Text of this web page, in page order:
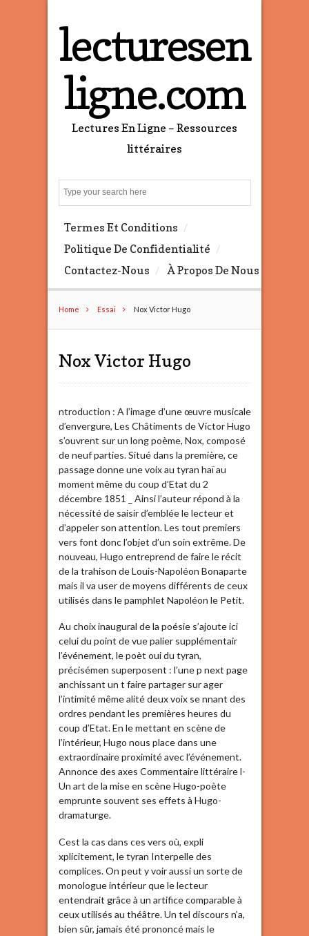
lecturesen
ligne.com
Lectures En Ligne – Ressources
littéraires
e
Termes Et Conditions
Politique De Confidentialité
Contactez-Nous
À Propos De Nous
Home Essai Nox Victor Hugo
Nox Victor Hugo
ntroduction : A l’image d’une œuvre musicale
d’envergure, Les Châtiments de Victor Hugo
s’ouvrent sur un long poème, Nox, composé
de neuf parties. Situé dans la première, ce
passage donne une voix au tyran haï au
moment même du coup d’Etat du 2
décembre 1851 _ Ainsi l’auteur répond à la
nécessité de saisir d’emblée le lecteur et
d’appeler son attention. Les tout premiers
vers font donc l’objet d’un soin extrême. De
nouveau, Hugo entreprend de faire le récit
de la trahison de Louis-Napoléon Bonaparte
mais il va user de moyens différents de ceux
utilisés dans le pamphlet Napoléon le Petit.
Au choix inaugural de la poésie s’ajoute ici
celui du point de vue palier supplémentair
l’événement, le poèt oui du tyran,
précisémen superposent : l’une p next page
anchissant un t faire partager sur ager
l’intimité même alité deux voix se nnant des
ordres pendant les premières heures du
coup d’Etat. En le mettant en scène de
l’intérieur, Hugo nous place dans une
extraordinaire proximité avec l’événement.
Annonce des axes Commentaire littéraire l-
Un art de la mise en scène Hugo-poète
emprunte souvent ses effets à Hugo-
dramaturge.
Cest la cas dans ces vers où, expli
xplicitement, le tyran Interpelle des
complices. On peut y voir aussi un sorte de
monologue intérieur que le lecteur
entendrait grâce à un artifice comparable à
ceux utilisés au théâtre. Un tel discours n’a,
bien sûr, jamais été prononcé mais le